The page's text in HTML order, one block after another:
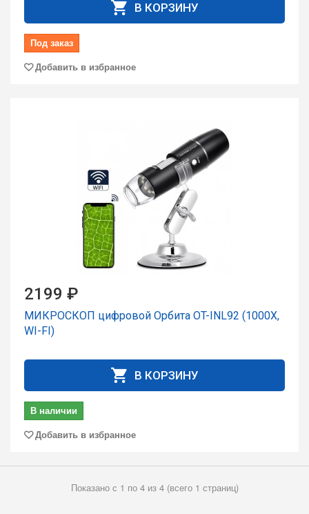
В КОРЗИНУ
Под заказ
Добавить в избранное
2199 ₽
МИКРОСКОП цифровой Орбита OT-INL92 (1000X,
WI-FI)
В КОРЗИНУ
В наличии
Добавить в избранное
Показано с 1 по 4 из 4 (всего 1 страниц)